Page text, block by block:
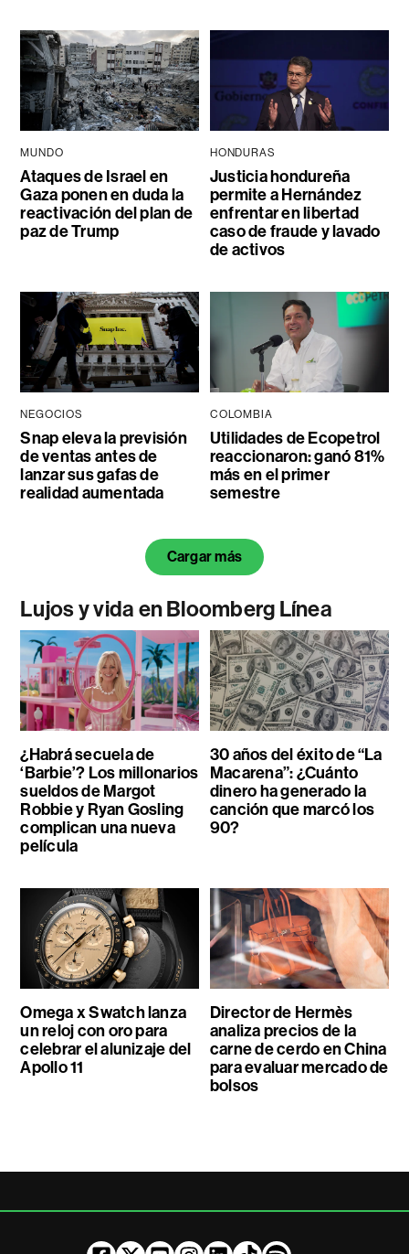
MUNDO
Ataques de Israel en
Gaza ponen en duda la
reactivación del plan de
paz de Trump
HONDURAS
Justicia hondureña
permite a Hernández
enfrentar en libertad
caso de fraude y lavado
de activos
NEGOCIOS
Snap eleva la previsión
de ventas antes de
lanzar sus gafas de
realidad aumentada
COLOMBIA
Utilidades de Ecopetrol
reaccionaron: ganó 81%
más en el primer
semestre
Cargar más
Lujos y vida en Bloomberg Línea
¿Habrá secuela de
‘Barbie’? Los millonarios
sueldos de Margot
Robbie y Ryan Gosling
complican una nueva
película
30 años del éxito de “La
Macarena”: ¿Cuánto
dinero ha generado la
canción que marcó los
90?
Omega x Swatch lanza
un reloj con oro para
celebrar el alunizaje del
Apollo 11
Director de Hermès
analiza precios de la
carne de cerdo en China
para evaluar mercado de
bolsos